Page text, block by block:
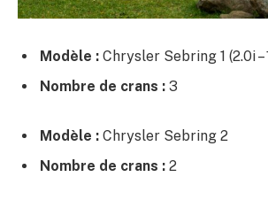
Modèle : Chrysler Sebring 1 (2.0i –
Nombre de crans : 3
Modèle : Chrysler Sebring 2
Nombre de crans : 2